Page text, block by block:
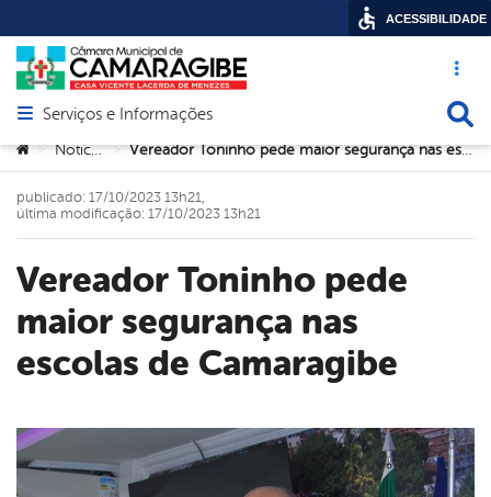
Acesso
Abrir menu principal de navegação
Serviços e Informações
Você está aqui:
> Noticias > Vereador Toninho pede maior segurança nas escolas de Camaragibe
Vereador Toninho pede
maior segurança nas
escolas de Camaragibe
publicado: 17/10/2023 13h21,
última modificação: 17/10/2023 13h21
ACESSIBILIDADE